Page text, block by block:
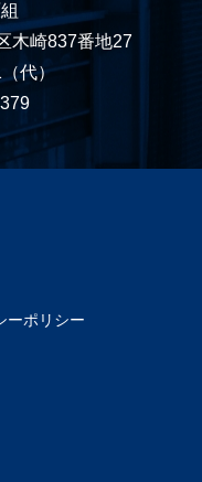
木崎837番地27
（代）
ーポリシー